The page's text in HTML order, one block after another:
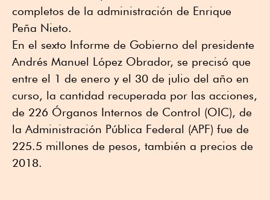
completos de la administración de Enrique
Peña Nieto.
En el sexto Informe de Gobierno del presidente
Andrés Manuel López Obrador, se precisó que
entre el 1 de enero y el 30 de julio del año en
curso, la cantidad recuperada por las acciones,
de 226 Órganos Internos de Control (OIC), de
la Administración Pública Federal (APF) fue de
225.5 millones de pesos, también a precios de
2018.